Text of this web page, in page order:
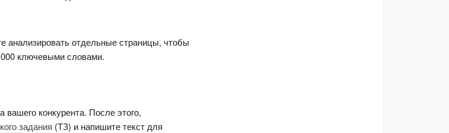
отдельные страницы, чтобы
ключевыми словами.
конкурента. После этого,
задания (ТЗ) и напишите текст для